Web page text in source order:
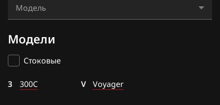
ATLAS
BAIC
BAW
Bentley
Motorola NGC3
Motorola NGC4
Siemens GPEC2
Модель
Voyager
Модели
Стоковые
3 300C V Voyager